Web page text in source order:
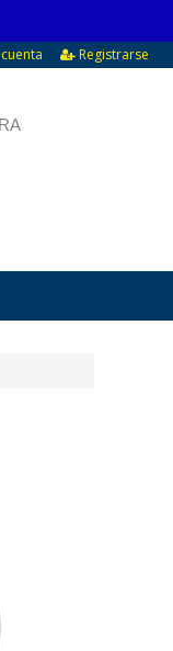
Registrarse